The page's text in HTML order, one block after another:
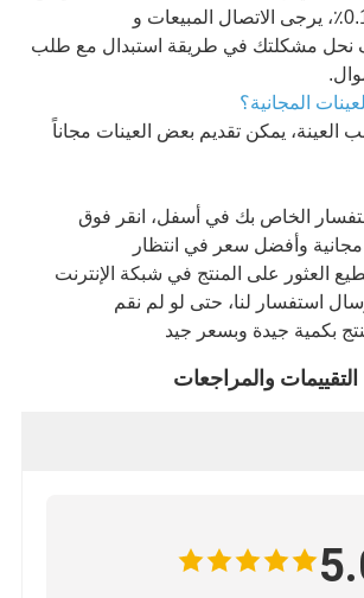
نحل مشكلتك في طريقة استبدال مع طلب
المجانية؟
العينة، يمكن تقديم بعض العينات مجاناً
الخاص بك في أسفل، انقر فوق
وأفضل سعر في انتظار
العثور على المنتج في شبكة الإنترنت
استفسار لنا، حتى لو لم نقم
بكمية جيدة وبسعر جيد
التقييمات والمراجعات